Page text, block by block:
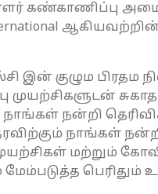
கண்காணிப்பு
குழும பிரதம
முயற்சிகளுடன்
நன்றி
நாங்கள்
மற்றும்
பெரிதும்